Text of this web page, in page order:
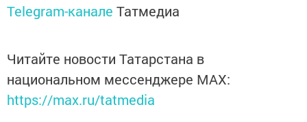
Telegram-канале Татмедиа
Читайте новости Татарстана в
национальном мессенджере MАХ:
https://max.ru/tatmedia